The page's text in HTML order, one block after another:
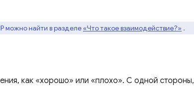
можно найти в разделе«Что такое взаимодействие?» .
как «хорошо» или «плохо». С одной стороны,